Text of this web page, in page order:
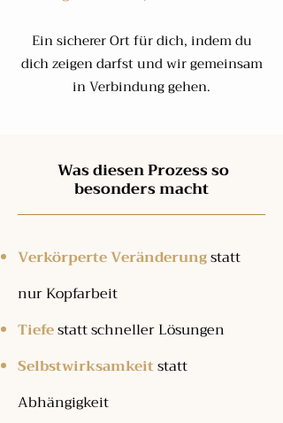
Ein sicherer Ort für dich, indem du
dich zeigen darfst und wir gemeinsam
in Verbindung gehen.
Was diesen Prozess so
besonders macht
Verkörperte Veränderungstatt
nur Kopfarbeit
Tiefestatt schneller Lösungen
Selbstwirksamkeitstatt
Abhängigkeit